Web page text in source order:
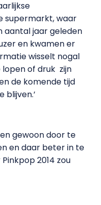
supermarkt, waar
aantal jaar geleden
en kwamen er
wisselt nogal
of druk zijn
de komende tijd
gewoon door te
en daar beter in te
2014 zou